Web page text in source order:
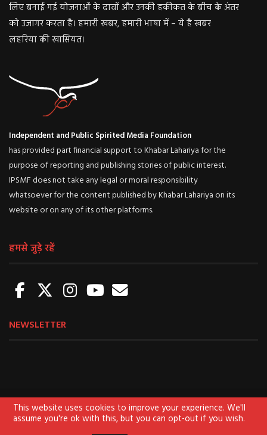
लिए बनाई गई योजनाओं के दावों और उनकी हकीकत के बीच के अंतर
को उजागर करता है। हमारी खबर, हमारी भाषा में – ये है खबर
लहरिया की खासियत।
Independent and Public Spirited Media Foundation
has provided part financial support to Khabar Lahariya for the
purpose of reporting and publishing stories of public interest.
IPSMF does not take any legal or moral responsibility
whatsoever for the content published by Khabar Lahariya on its
website or on any of its other platforms.
हमसे जुड़े रहें
NEWSLETTER
About us Sign Up for Newsletter
Contact us
Terms of use
Privacy Policy Disclaimer
This website uses cookies to improve your experience. We'll
assume you're ok with this, but you can opt-out if you wish.